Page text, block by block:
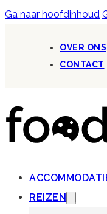
Ga naar hoofdinhoud
OVER ONS
CONTACT
REIZEN